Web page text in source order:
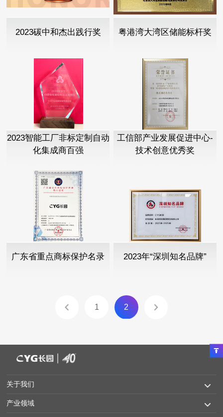
2023碳中和杰出践行奖 粤港湾大湾区储能标杆奖
2023智能工厂非标定制自动
化集成商百强
工信部产业发展促进中心-
技术创意优秀奖
广东省重点商标保护名录 2023年“深圳知名品牌”
1 2
关于我们
产业领域